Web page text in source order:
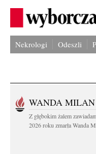
Nekrologi Odeszli
WANDA MILAN
Z głębokim żalem
2026 roku zmarła Wanda